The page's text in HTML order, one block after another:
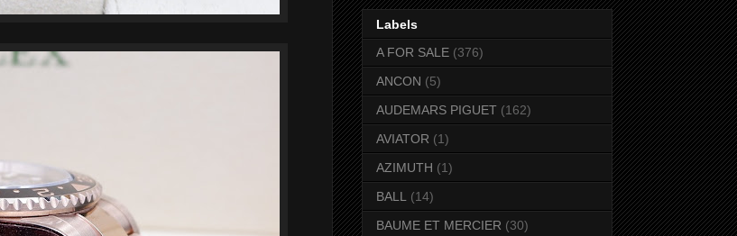
Labels
A FOR SALE (376)
ANCON (5)
AUDEMARS PIGUET (162)
AVIATOR (1)
AZIMUTH (1)
BALL
(14)
BAUME ET MERCIER (30)